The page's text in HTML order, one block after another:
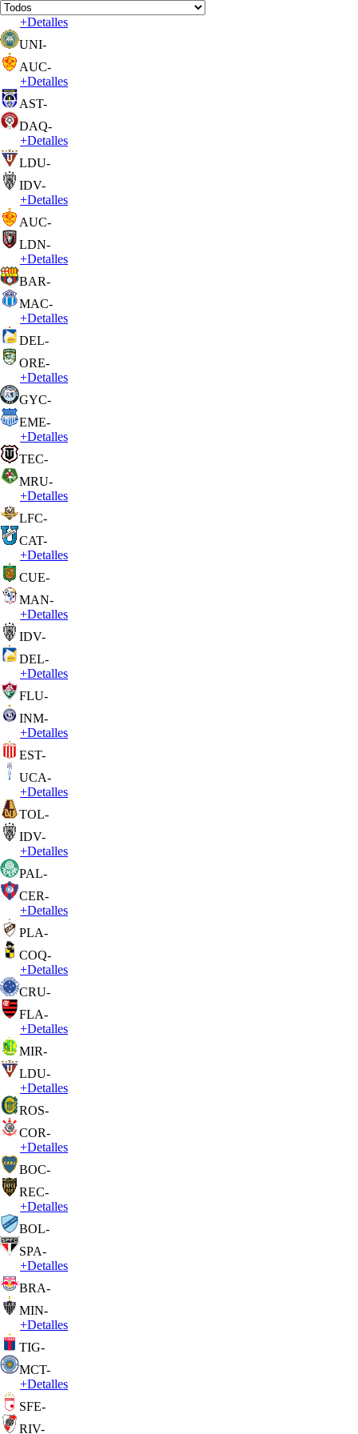
+Detalles
UNI-
AUC-
+Detalles
AST-
DAQ-
+Detalles
LDU-
IDV-
+Detalles
AUC-
LDN-
+Detalles
BAR-
MAC-
+Detalles
DEL-
ORE-
+Detalles
GYC-
EME-
+Detalles
TEC-
MRU-
+Detalles
LFC-
CAT-
+Detalles
CUE-
MAN-
+Detalles
IDV-
DEL-
+Detalles
FLU-
INM-
+Detalles
EST-
UCA-
+Detalles
TOL-
IDV-
+Detalles
PAL-
CER-
+Detalles
PLA-
COQ-
+Detalles
CRU-
FLA-
+Detalles
MIR-
LDU-
+Detalles
ROS-
COR-
+Detalles
BOC-
REC-
+Detalles
BOL-
SPA-
+Detalles
BRA-
MIN-
+Detalles
TIG-
MCT-
+Detalles
SFE-
RIV-